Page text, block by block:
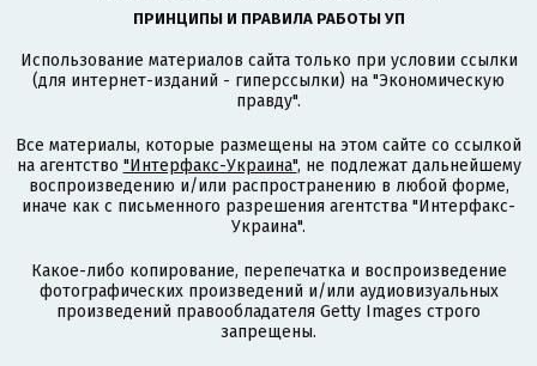
ПРИНЦИПЫ И ПРАВИЛА РАБОТЫ УП
Использование материалов сайта только при условии ссылки
(для интернет-изданий - гиперссылки) на "Экономическую
правду".
Все материалы, которые размещены на этом сайте со ссылкой
на агентство "Интерфакс-Украина", не подлежат дальнейшему
воспроизведению и/или распространению в любой форме,
иначе как с письменного разрешения агентства "Интерфакс-
Украина".
Какое-либо копирование, перепечатка и воспроизведение
фотографических произведений и/или аудиовизуальных
произведений правообладателя Getty Images строго
запрещены.